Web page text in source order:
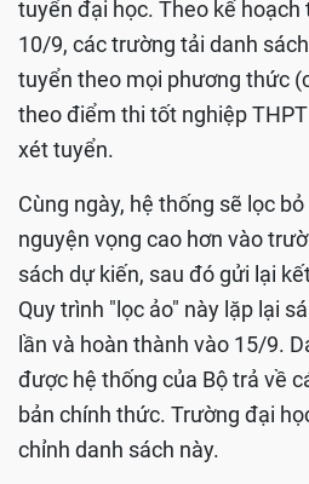
tuyển đại học. Theo kế
10/9, các trường tải danh
tuyển theo mọi phương thức
theo điểm thi tốt nghiệp
xét tuyển.
Cùng ngày, hệ thống sẽ lọc
nguyện vọng cao hơn vào
sách dự kiến, sau đó gửi lại
Quy trình "lọc ảo" này lặp lại
lần và hoàn thành vào 15/9.
được hệ thống của Bộ trả về
bản chính thức. Trường đại
chỉnh danh sách này.